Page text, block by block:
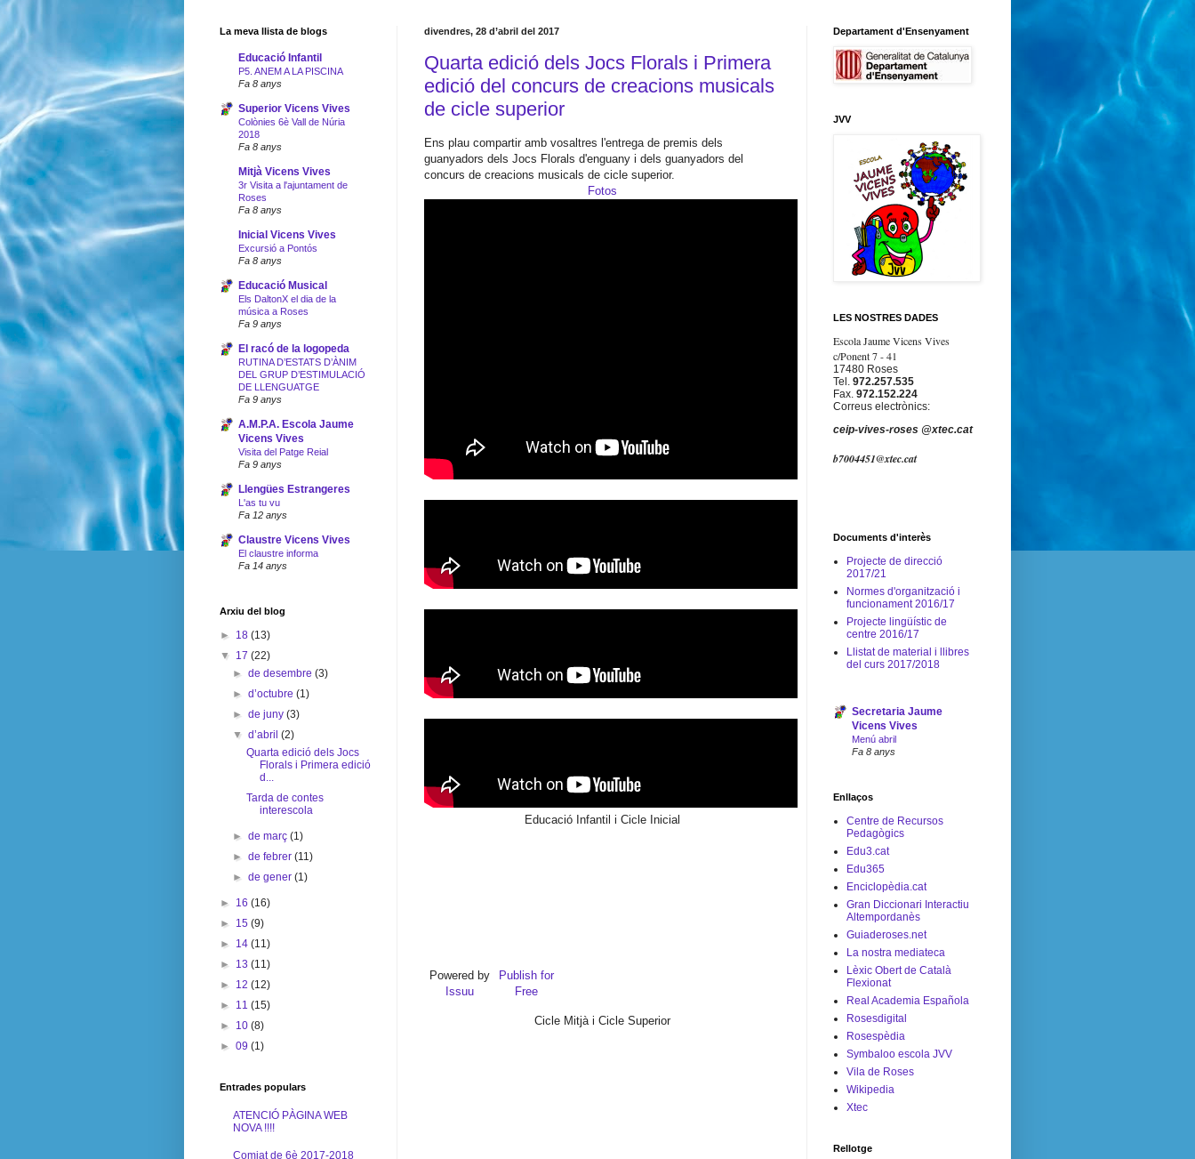
divendres, 28 d’abril del 2017
Quarta edició dels Jocs Florals i Primera
edició del concurs de creacions musicals
de cicle superior
Ens plau compartir amb vosaltres l'entrega de premis dels
guanyadors dels Jocs Florals d'enguany i dels guanyadors del
concurs de creacions musicals de cicle superior.
Fotos
Educació Infantil i Cicle Inicial
Powered by
Issuu
Publish for
Free
Cicle Mitjà i Cicle Superior
La meva llista de blogs
Educació Infantil
P5. ANEM A LA PISCINA
Fa 8 anys
Superior Vicens Vives
Colònies 6è Vall de Núria
2018
Fa 8 anys
Mitjà Vicens Vives
3r Visita a l'ajuntament de
Roses
Fa 8 anys
Inicial Vicens Vives
Excursió a Pontós
Fa 8 anys
Educació Musical
Els DaltonX el dia de la
música a Roses
Fa 9 anys
El racó de la logopeda
RUTINA D’ESTATS D’ÀNIM
DEL GRUP D’ESTIMULACIÓ
DE LLENGUATGE
Fa 9 anys
A.M.P.A. Escola Jaume
Vicens Vives
Visita del Patge Reial
Fa 9 anys
Llengües Estrangeres
L'as tu vu
Fa 12 anys
Claustre Vicens Vives
El claustre informa
Fa 14 anys
Arxiu del blog
► 18 (13)
▼ 17 (22)
►de desembre(3)
►d’octubre(1)
►de juny(3)
▼d’abril(2)
Quarta edició dels Jocs
Florals i Primera edició
d...
Tarda de contes
interescola
►de març(1)
►de febrer(11)
►de gener(1)
► 16 (16)
► 15 (9)
► 14 (11)
► 13 (11)
► 12 (12)
► 11 (15)
► 10 (8)
► 09 (1)
Entrades populars
ATENCIÓ PÀGINA WEB
NOVA !!!!
Comiat de 6è 2017-2018
Departament d'Ensenyament
JVV
LES NOSTRES DADES
Escola Jaume Vicens Vives
c/Ponent 7 - 41
17480 Roses
Tel. 972.257.535
Fax. 972.152.224
Correus electrònics:
ceip-vives-roses @xtec.cat
b7004451@xtec.cat
Documents d'interès
Projecte de direcció
2017/21
Normes d'organització i
funcionament 2016/17
Projecte lingüístic de
centre 2016/17
Llistat de material i llibres
del curs 2017/2018
Secretaria Jaume
Vicens Vives
Menú abril
Fa 8 anys
Enllaços
Centre de Recursos
Pedagògics
Edu3.cat
Edu365
Enciclopèdia.cat
Gran Diccionari Interactiu
Altempordanès
Guiaderoses.net
La nostra mediateca
Lèxic Obert de Català
Flexionat
Real Academia Española
Rosesdigital
Rosespèdia
Symbaloo escola JVV
Vila de Roses
Wikipedia
Xtec
Rellotge